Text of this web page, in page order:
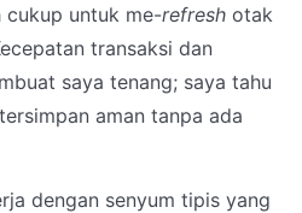
cukup untuk me-refresh otak
transaksi dan
saya tenang; saya tahu
aman tanpa ada
dengan senyum tipis yang